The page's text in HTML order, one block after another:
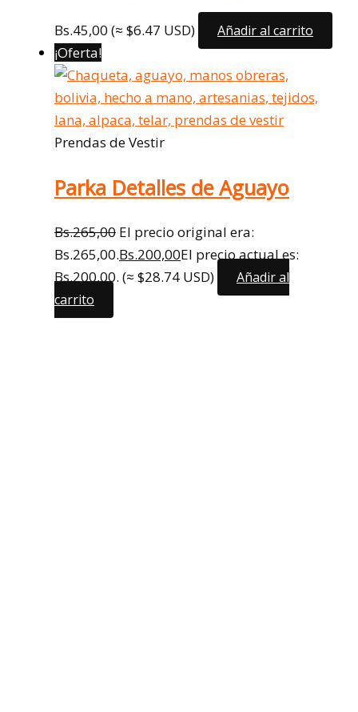
Bs.45,00 (≈ $6.47 USD) Añadir al carrito
¡Oferta!
Prendas de Vestir
Parka Detalles de Aguayo
Bs.265,00 El precio original era:
Bs.265,00.Bs.200,00El precio actual es:
Bs.200,00. (≈ $28.74 USD)
Añadir al
carrito